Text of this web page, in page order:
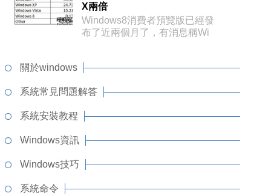
X兩倍
Windows8消費者預覽版已經發
布了近兩個月了，有消息稱Wi
關於windows
系統常見問題解答
系統安裝教程
Windows資訊
Windows技巧
系統命令